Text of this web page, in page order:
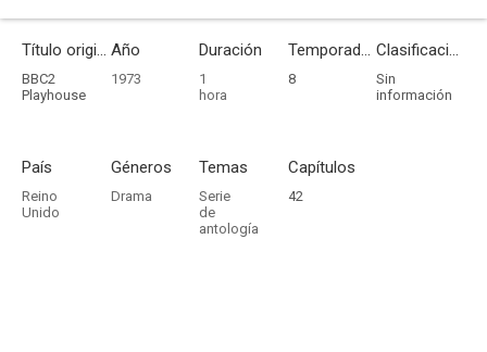
Título original
BBC2
Playhouse
Año
1973
Duración
1
hora
Temporadas
8
Clasificación por edades
Sin
información
País
Reino
Unido
Géneros
Drama
Temas
Serie
de
antología
Capítulos
42